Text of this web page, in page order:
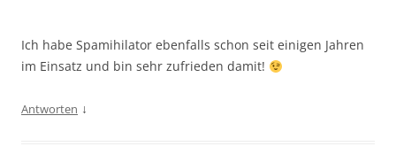
Ich habe Spamihilator ebenfalls schon seit einigen Jahren
im Einsatz und bin sehr zufrieden damit!
Antworten ↓